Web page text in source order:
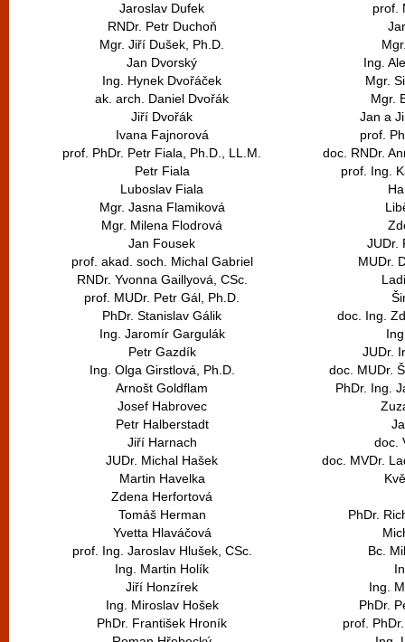
Jaroslav Dufek
RNDr. Petr Duchoň
Mgr. Jiří Dušek, Ph.D.
Jan Dvorský
Ing. Hynek Dvořáček
ak. arch. Daniel Dvořák
Jiří Dvořák
Ivana Fajnorová
prof. PhDr. Petr Fiala, Ph.D., LL.M.
Petr Fiala
Luboslav Fiala
Mgr. Jasna Flamiková
Mgr. Milena Flodrová
Jan Fousek
prof. akad. soch. Michal Gabriel
RNDr. Yvonna Gaillyová, CSc.
prof. MUDr. Petr Gál, Ph.D.
PhDr. Stanislav Gálik
Ing. Jaromír Gargulák
Petr Gazdík
Ing. Olga Girstlová, Ph.D.
Arnošt Goldflam
Josef Habrovec
Petr Halberstadt
Jiří Harnach
JUDr. Michal Hašek
Martin Havelka
Zdena Herfortová
Tomáš Herman
Yvetta Hlaváčová
prof. Ing. Jaroslav Hlušek, CSc.
Ing. Martin Holík
Jiří Honzírek
Ing. Miroslav Hošek
PhDr. František Hroník
prof.
Ing.
Mgr.
Mgr.
Jan a
prof.
doc. RNDr.
prof. Ing.
JUDr.
MUDr.
doc. Ing.
JUDr.
doc. MUDr.
PhDr. Ing.
doc.
doc. MVDr.
PhDr.
Bc.
Ing.
PhDr.
prof.